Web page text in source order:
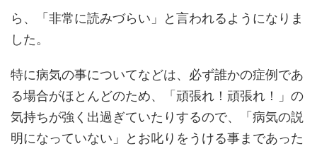
ら、「非常に読みづらい」と言われるようになりま
した。
特に病気の事についてなどは、必ず誰かの症例であ
る場合がほとんどのため、「頑張れ！頑張れ！」の
気持ちが強く出過ぎていたりするので、「病気の説
明になっていない」とお叱りをうける事まであった